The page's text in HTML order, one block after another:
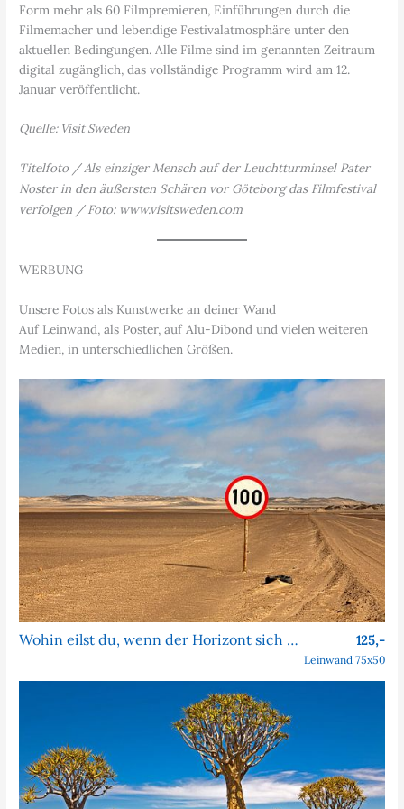
Form mehr als 60 Filmpremieren, Einführungen durch die
Filmemacher und lebendige Festivalatmosphäre unter den
aktuellen Bedingungen. Alle Filme sind im genannten Zeitraum
digital zugänglich, das vollständige Programm wird am 12.
Januar veröffentlicht.
Quelle: Visit Sweden
Titelfoto / Als einziger Mensch auf der Leuchtturminsel Pater
Noster in den äußersten Schären vor Göteborg das Filmfestival
verfolgen / Foto: www.visitsweden.com
WERBUNG
Unsere Fotos als Kunstwerke an deiner Wand
Auf Leinwand, als Poster, auf Alu-Dibond und vielen weiteren
Medien, in unterschiedlichen Größen.
Wohin eilst du, wenn der Horizont sich nie nähert? 125,-
Leinwand 75x50